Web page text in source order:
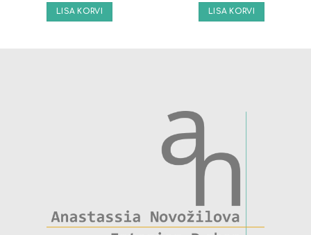
LISA KORVI LISA KORVI